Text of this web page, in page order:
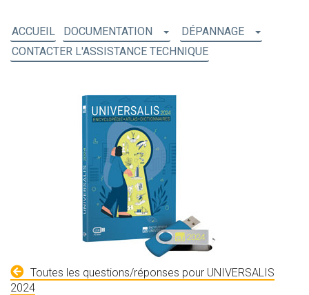
ACCUEIL DOCUMENTATION
DÉPANNAGE
CONTACTER L'ASSISTANCE TECHNIQUE
Toutes les questions/réponses pour UNIVERSALIS
2024